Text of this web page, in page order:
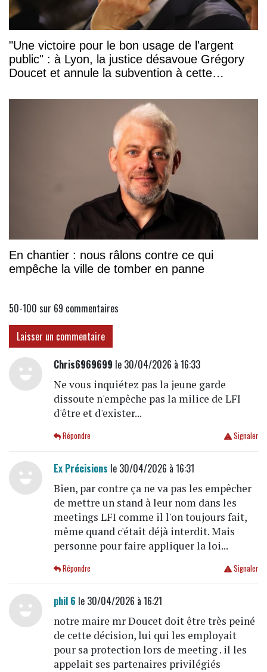
"Une victoire pour le bon usage de l'argent
public" : à Lyon, la justice désavoue Grégory
Doucet et annule la subvention à cette
En chantier : nous râlons contre ce qui
empêche la ville de tomber en panne
50-100 sur 69 commentaires
Laisser un commentaire
Chris6969699 le 30/04/2026 à 16:33
Ne vous inquiétez pas la jeune garde
dissoute n'empêche pas la milice de LFI
d'être et d'exister...
Signaler
Répondre
Ex Précisions le 30/04/2026 à 16:31
Bien, par contre ça ne va pas les empêcher
de mettre un stand à leur nom dans les
meetings LFI comme il l'on toujours fait,
même quand c'était déjà interdit. Mais
personne pour faire appliquer la loi...
Signaler
Répondre
phil 6 le 30/04/2026 à 16:21
notre maire mr Doucet doit être très peiné
de cette décision, lui qui les employait
pour sa protection lors de meeting . il les
appelait ses partenaires privilégiés